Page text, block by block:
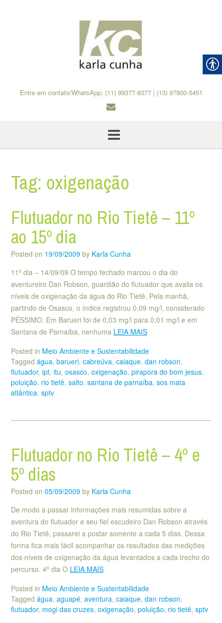
Entre em contato/WhatsApp: (11) 99377-8377 | (13) 97800-5451
Tag: oxigenação
Flutuador no Rio Tietê – 11º
ao 15º dia
Posted on 19/09/2009 by Karla Cunha
11º dia – 14/09/09 O tempo fechado marcou o dia do
aventureiro Dan Robson, guardião do flutuador que avalia os
níveis de oxigenação da água do Rio Tietê. Pela manhã,
partindo de Osasco, o índice registrou 0,09 mg/l, considerado
PÉSSIMO. Em Barueri foi de 0,03 mg/l para 0,01 mg/l e em
Santana de Parnaíba, nenhuma LEIA MAIS
Posted in Meio Ambiente e Sustentabilidade
Tagged água, barueri, cabreúva, caiaque, dan robson,
flutuador, ipt, itu, osasco, oxigenação, pirapora do bom jesus,
poluição, rio tietê, salto, santana de parnaíba, sos mata
atlântica, sptv
Flutuador no Rio Tietê – 4º e
5º dias
Posted on 05/09/2009 by Karla Cunha
De modo a passar informações mais resumidas sobre a
aventura do flutuador e seu fiel escudeiro Dan Robson através
do Rio Tietê, passarei a postar somente a cada 5 dias. Dessa
forma fica mais fácil acompanhar os resultados das medições
dos níveis de oxigenação da água levantados a cada trecho do
percurso. 4º dia O LEIA MAIS
Posted in Meio Ambiente e Sustentabilidade
Tagged água, aguapé, aventura, caiaque, dan robson,
flutuador, mogi das cruzes, oxigenação, poluição, rio tietê, sptv